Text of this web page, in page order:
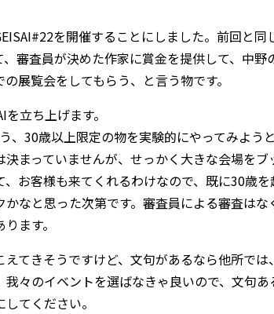
を開催することにしました。前回と
、審査員が決めた作家に賞金を提供して、中
展覧会をしてもらう、と言う物です。
立ち上げます。
、30歳以上限定の物を実験的にやってみようと
決まっていませんが、せっかく大きな会場を
、お客様も来てくれるわけなので、既に30歳
かなと思った次第です。審査員による審査は
ます。
えてきそうですけど、文句があるなら他所で
我々のイベントを選ばなきゃ良いので、文句
てください。